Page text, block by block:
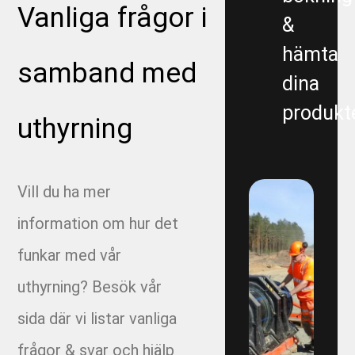
2072-2 - Volvo TBA Brandpost
213205 - Pumpning Trädgårdsföreningen
2203 - Multihall Ljung
2203 - Multihall Ljungby
2240 - Öjersjö
2241 – DPU Knektadammen
Vanliga frågor i
samband med
uthyrning
Vill du ha mer
information om hur det
funkar med vår
uthyrning? Besök vår
sida där vi listar vanliga
frågor & svar och hjälp
&
hämta
dina